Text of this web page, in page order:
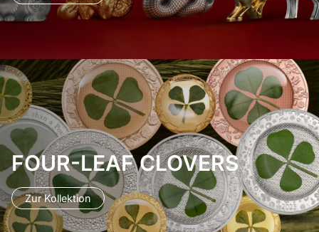
FOUR-LEAF CLOVERS
Zur Kollektion